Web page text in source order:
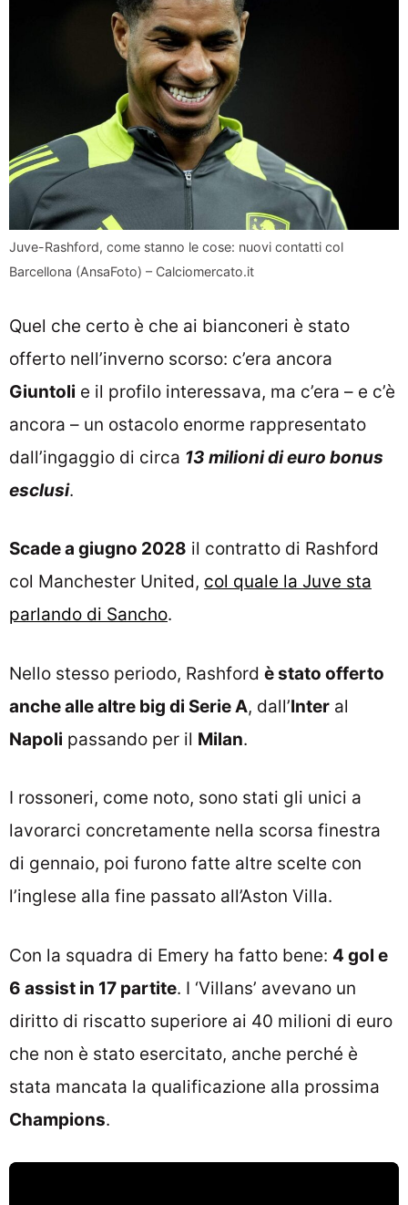
Juve-Rashford, come stanno le cose: nuovi contatti col
Barcellona (AnsaFoto) – Calciomercato.it
Quel che certo è che ai bianconeri è stato
offerto nell’inverno scorso: c’era ancora
Giuntoli e il profilo interessava, ma c’era – e c’è
ancora – un ostacolo enorme rappresentato
dall’ingaggio di circa 13 milioni di euro bonus
esclusi.
Scade a giugno 2028 il contratto di Rashford
col Manchester United, col quale la Juve sta
parlando di Sancho.
Nello stesso periodo, Rashford è stato offerto
anche alle altre big di Serie A, dall’Inter al
Napoli passando per il Milan.
I rossoneri, come noto, sono stati gli unici a
lavorarci concretamente nella scorsa finestra
di gennaio, poi furono fatte altre scelte con
l’inglese alla fine passato all’Aston Villa.
Con la squadra di Emery ha fatto bene: 4 gol e
6 assist in 17 partite. I ‘Villans’ avevano un
diritto di riscatto superiore ai 40 milioni di euro
che non è stato esercitato, anche perché è
stata mancata la qualificazione alla prossima
Champions.